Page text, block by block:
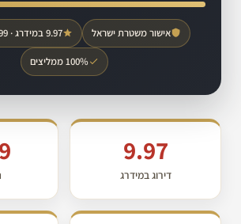
אישור משטרת ישראל 9.97 במידרג · 1,099 חוות דעת
100% ממליצים
9.97
דירוג במידרג